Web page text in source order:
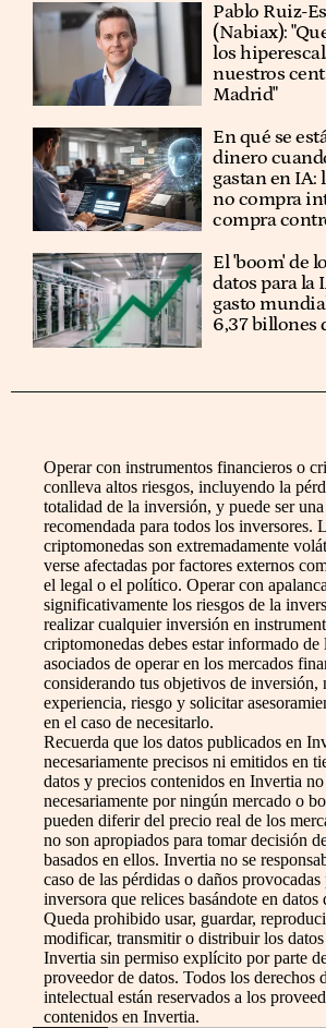
Pablo Ruiz-
(Nabiax):
los
nuestros
Madrid"
En qué se
dinero
gastan en IA:
no compra
compra
El 'boom' de
datos para la
gasto
6,37 billones
Operar con instrumentos financieros o
conlleva altos riesgos, incluyendo la
totalidad de la inversión, y puede ser
recomendada para todos los inversores.
criptomonedas son extremadamente
verse afectadas por factores externos
el legal o el político. Operar con
significativamente los riesgos de la
realizar cualquier inversión en
criptomonedas debes estar informado de
asociados de operar en los mercados
considerando tus objetivos de inversión,
experiencia, riesgo y solicitar
en el caso de necesitarlo.
Recuerda que los datos publicados en
necesariamente precisos ni emitidos en
datos y precios contenidos en Invertia no
necesariamente por ningún mercado o
pueden diferir del precio real de los
no son apropiados para tomar decisión
basados en ellos. Invertia no se
caso de las pérdidas o daños
inversora que relices basándote en datos
Queda prohibido usar, guardar,
modificar, transmitir o distribuir los datos
Invertia sin permiso explícito por parte
proveedor de datos. Todos los derechos
intelectual están reservados a los
contenidos en Invertia.